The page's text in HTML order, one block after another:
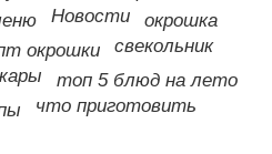
a
ss
ni
m
и
ть
Новости
окрошка
окрошки
свекольник
топ 5 блюд на лето
что приготовить